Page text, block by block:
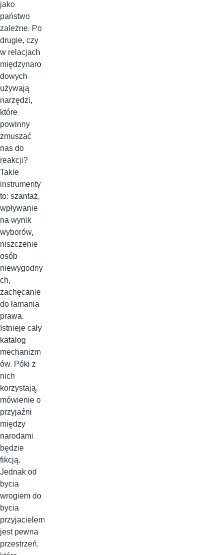
jako
państwo
zależne. Po
drugie, czy
w relacjach
międzynaro
dowych
używają
narzędzi,
które
powinny
zmuszać
nas do
reakcji?
Takie
instrumenty
to: szantaż,
wpływanie
na wynik
wyborów,
niszczenie
osób
niewygodny
ch,
zachęcanie
do łamania
prawa.
Istnieje cały
katalog
mechanizm
ów. Póki z
nich
korzystają,
mówienie o
przyjaźni
między
narodami
będzie
fikcją.
Jednak od
bycia
wrogiem do
bycia
przyjacielem
jest pewna
przestrzeń,